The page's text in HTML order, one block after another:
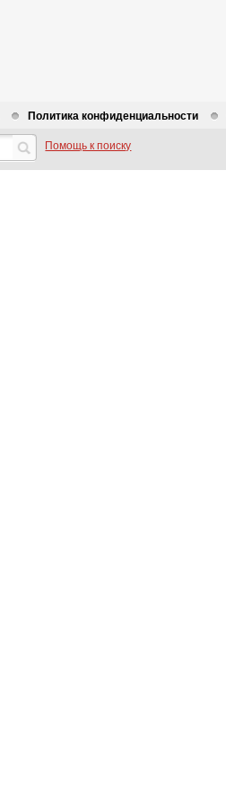
Политика конфиденциальности
Помощь к поиску